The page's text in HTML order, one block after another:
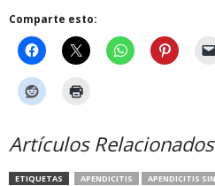
Comparte esto:
Artículos Relacionados
ETIQUETAS APENDICITIS APENDICITIS